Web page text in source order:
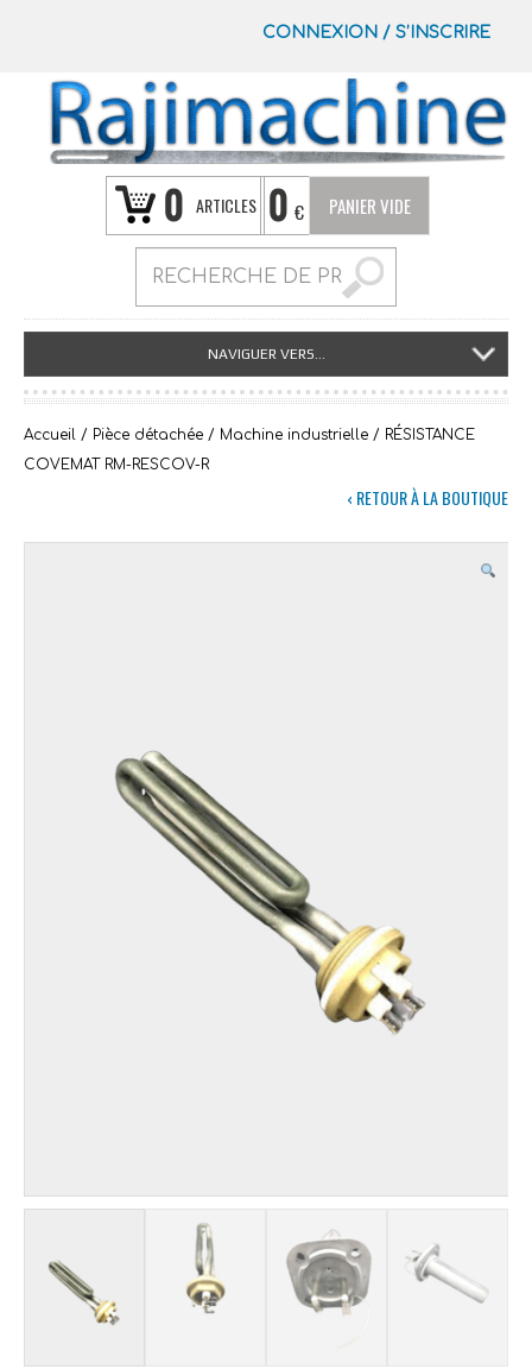
CONNEXION / S’INSCRIRE
0 ARTICLES 0 € PANIER VIDE
NAVIGUER VERS...
Accueil / Pièce détachée / Machine industrielle / RÉSISTANCE
COVEMAT RM-RESCOV-R
‹ RETOUR À LA BOUTIQUE